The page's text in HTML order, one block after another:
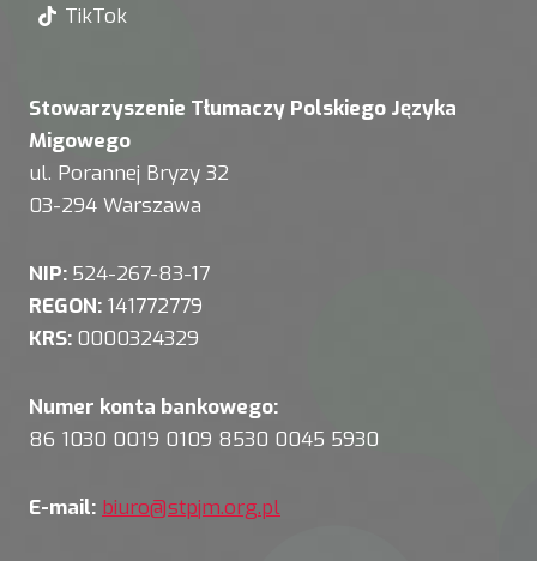
TikTok
Stowarzyszenie Tłumaczy Polskiego Języka
Migowego
ul. Porannej Bryzy 32
03-294 Warszawa
NIP: 524-267-83-17
REGON: 141772779
KRS: 0000324329
Numer konta bankowego:
86 1030 0019 0109 8530 0045 5930
E-mail: biuro@stpjm.org.pl